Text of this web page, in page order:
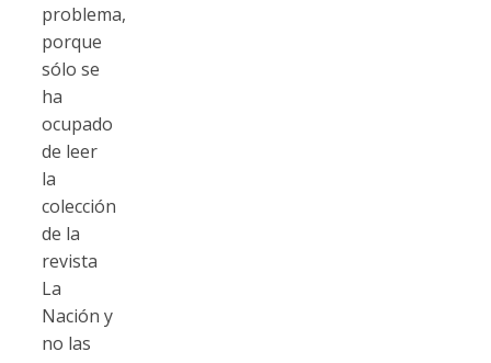
problema,
porque
sólo se
ha
ocupado
de leer
la
colección
de la
revista
La
Nación y
no las